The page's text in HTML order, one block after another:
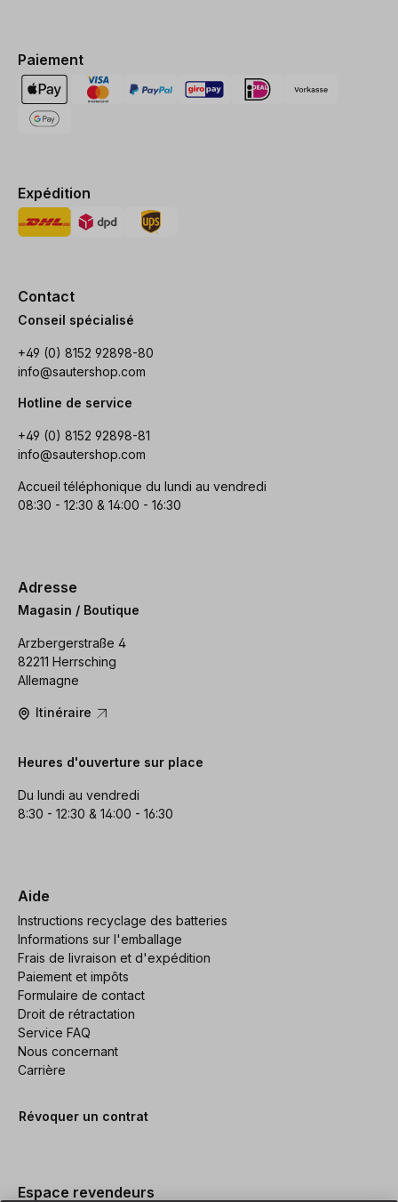
Paiement
Expédition
Contact
Conseil spécialisé
+49 (0) 8152 92898-80
info@sautershop.com
Hotline de service
+49 (0) 8152 92898-81
info@sautershop.com
Accueil téléphonique du lundi au vendredi
08:30 - 12:30 & 14:00 - 16:30
Adresse
Magasin / Boutique
Arzbergerstraße 4
82211 Herrsching
Allemagne
Itinéraire
Heures d'ouverture sur place
Du lundi au vendredi
8:30 - 12:30 & 14:00 - 16:30
Aide
Instructions recyclage des batteries
Informations sur l'emballage
Frais de livraison et d'expédition
Paiement et impôts
Formulaire de contact
Droit de rétractation
Service FAQ
Nous concernant
Carrière
Révoquer un contrat
Espace revendeurs